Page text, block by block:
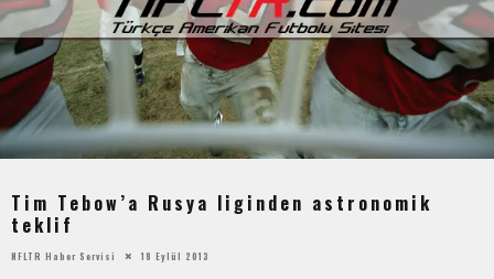
Tim Tebow’a Rusya liginden astronomik
teklif
NFLTR Haber Servisi 18 Eylül 2013